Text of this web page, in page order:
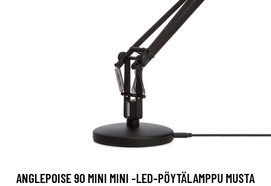
ANGLEPOISE 90 MINI MINI -LED-PÖYTÄLAMPPU MUSTA